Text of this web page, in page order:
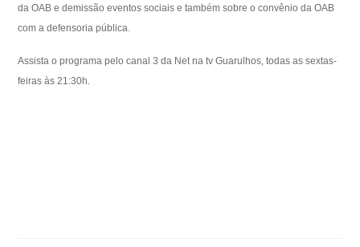
da OAB e demissão eventos sociais e também sobre o convênio da OAB
com a defensoria pública.
Assista o programa pelo canal 3 da Net na tv Guarulhos, todas as sextas-
feiras às 21:30h.